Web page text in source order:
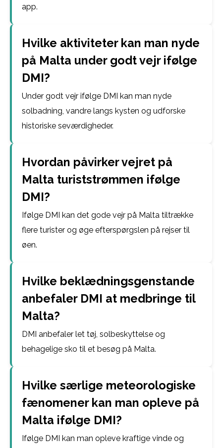
app.
Hvilke aktiviteter kan man nyde
på Malta under godt vejr ifølge
DMI?
Under godt vejr ifølge DMI kan man nyde
solbadning, vandre langs kysten og udforske
historiske seværdigheder.
Hvordan påvirker vejret på
Malta turiststrømmen ifølge
DMI?
Ifølge DMI kan det gode vejr på Malta tiltrække
flere turister og øge efterspørgslen på rejser til
øen.
Hvilke beklædningsgenstande
anbefaler DMI at medbringe til
Malta?
DMI anbefaler let tøj, solbeskyttelse og
behagelige sko til et besøg på Malta.
Hvilke særlige meteorologiske
fænomener kan man opleve på
Malta ifølge DMI?
Ifølge DMI kan man opleve kraftige vinde og